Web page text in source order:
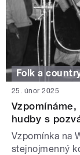
Folk a
25. únor 2025
hudby s
Vzpomínka na
stejnojmenný